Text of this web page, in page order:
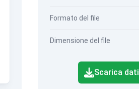
Formato del file
Dimensione del file
Scarica dati